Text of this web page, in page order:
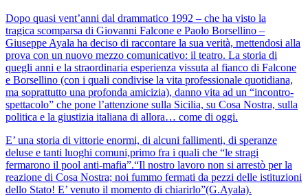
Dopo quasi vent’anni dal drammatico 1992 – che ha visto la
tragica scomparsa di Giovanni Falcone e Paolo Borsellino –
Giuseppe Ayala ha deciso di raccontare la sua verità, mettendosi alla
prova con un nuovo mezzo comunicativo: il teatro. La storia di
quegli anni e la straordinaria esperienza vissuta al fianco di Falcone
e Borsellino (con i quali condivise la vita professionale quotidiana,
ma soprattutto una profonda amicizia), danno vita ad un “incontro-
spettacolo” che pone l’attenzione sulla Sicilia, su Cosa Nostra, sulla
politica e la giustizia italiana di allora… come di oggi.
E’ una storia di vittorie enormi, di alcuni fallimenti, di speranze
deluse e tanti luoghi comuni,primo fra i quali che “le stragi
fermarono il pool anti-mafia”.“Il nostro lavoro non si arrestò per la
reazione di Cosa Nostra; noi fummo fermati da pezzi delle istituzioni
dello Stato! E’ venuto il momento di chiarirlo”(G.Ayala).